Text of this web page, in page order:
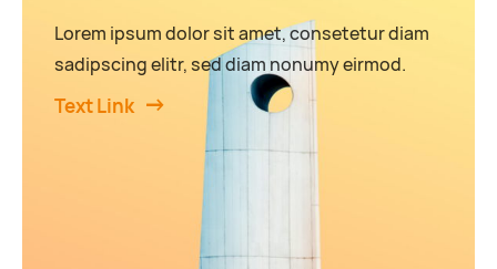
Lorem ipsum dolor sit amet, consetetur diam
sadipscing elitr, sed diam nonumy eirmod.
Text Link